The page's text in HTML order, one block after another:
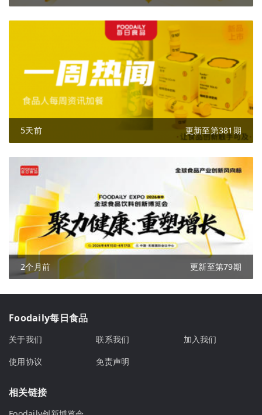
5天前 更新至第381期
2个月前 更新至第79期
Foodaily每日食品
关于我们 联系我们
加入我们
使用协议
免责声明
相关链接